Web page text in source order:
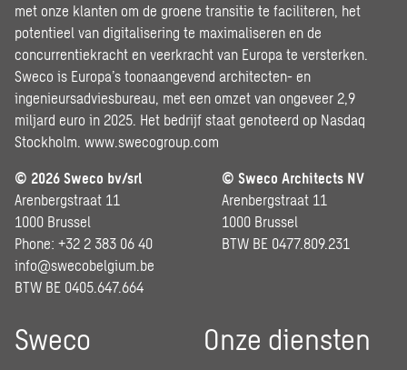
met onze klanten om de groene transitie te faciliteren, het
potentieel van digitalisering te maximaliseren en de
concurrentiekracht en veerkracht van Europa te versterken.
Sweco is Europa’s toonaangevend architecten- en
ingenieursadviesbureau, met een omzet van ongeveer 2,9
miljard euro in 2025. Het bedrijf staat genoteerd op Nasdaq
Stockholm. www.swecogroup.com
© 2026 Sweco bv/srl
Arenbergstraat 11
1000 Brussel
Phone: +32 2 383 06 40
info@swecobelgium.be
BTW BE 0405.647.664
© Sweco Architects NV
Arenbergstraat 11
1000 Brussel
BTW BE 0477.809.231
Sweco Onze diensten